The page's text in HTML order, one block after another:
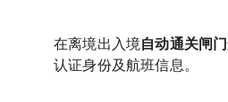
在离境出入境自动通关闸门
认证身份及航班信息。